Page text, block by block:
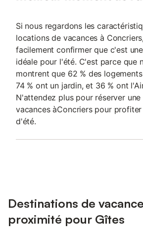
Si nous regardons les
locations de vacances à
facilement confirmer que c'est
idéale pour l'été. C'est parce que
montrent que 62 % des
74 % ont un jardin, et 36 % ont
N'attendez plus pour réserver
vacances àConcriers pour
d'été.
Destinations de
proximité pour Gîtes